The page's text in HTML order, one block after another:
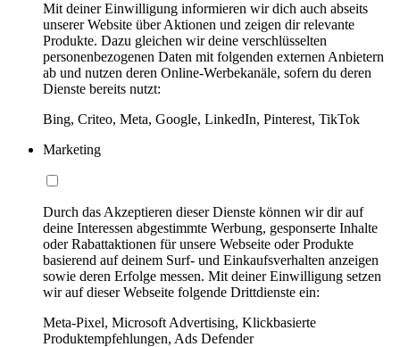
Mit deiner Einwilligung informieren wir dich auch abseits
unserer Website über Aktionen und zeigen dir relevante
Produkte. Dazu gleichen wir deine verschlüsselten
personenbezogenen Daten mit folgenden externen Anbietern
ab und nutzen deren Online-Werbekanäle, sofern du deren
Dienste bereits nutzt:
Bing, Criteo, Meta, Google, LinkedIn, Pinterest, TikTok
Marketing
Durch das Akzeptieren dieser Dienste können wir dir auf
deine Interessen abgestimmte Werbung, gesponserte Inhalte
oder Rabattaktionen für unsere Webseite oder Produkte
basierend auf deinem Surf- und Einkaufsverhalten anzeigen
sowie deren Erfolge messen. Mit deiner Einwilligung setzen
wir auf dieser Webseite folgende Drittdienste ein:
Meta-Pixel, Microsoft Advertising, Klickbasierte
Produktempfehlungen, Ads Defender